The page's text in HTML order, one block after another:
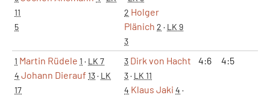
11
5
2 Holger
Plänich 2 · LK 9
3
1 Martin Rüdele 1 · LK 7
4 Johann Dierauf 13· LK
17
3 Dirk von Hacht
3· LK 11
4 Klaus Jaki 4 ·
4:6 4:5